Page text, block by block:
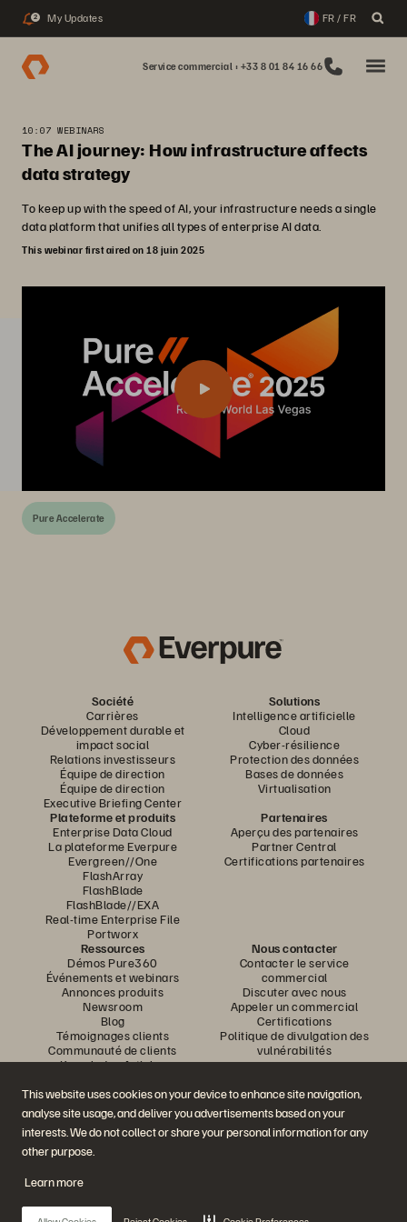
This website uses cookies on your device to enhance site navigation,
analyse site usage, and deliver you advertisements based on your
interests. We do not collect or share your personal information for any
other purpose.
Learn more
2 My Updates FR / FR
Service commercial : +33 8 01 84 16 66
10:07 WEBINARS
The AI journey: How infrastructure affects
data strategy
To keep up with the speed of AI, your infrastructure needs a single
data platform that unifies all types of enterprise AI data.
This webinar first aired on 18 juin 2025
Pure Accelerate
Société
Carrières
Développement durable et
impact social
Relations investisseurs
Équipe de direction
Équipe de direction
Executive Briefing Center
Solutions
Intelligence artificielle
Cloud
Cyber-résilience
Protection des données
Bases de données
Virtualisation
Plateforme et produits
Enterprise Data Cloud
La plateforme Everpure
Evergreen//One
FlashArray
FlashBlade
FlashBlade//EXA
Real-time Enterprise File
Portworx
Partenaires
Aperçu des partenaires
Partner Central
Certifications partenaires
Ressources
Démos Pure360
Événements et webinars
Annonces produits
Newsroom
Blog
Témoignages clients
Communauté de clients
Knowledge Articles
Nous contacter
Contacter le service
commercial
Discuter avec nous
Appeler un commercial
Certifications
Politique de divulgation des
vulnérabilités
Rejoignez la conversation
Suivez-nous sur tous les réseaux sociaux Everpure
© 2026 Everpure, Inc. Tous droits réservés.